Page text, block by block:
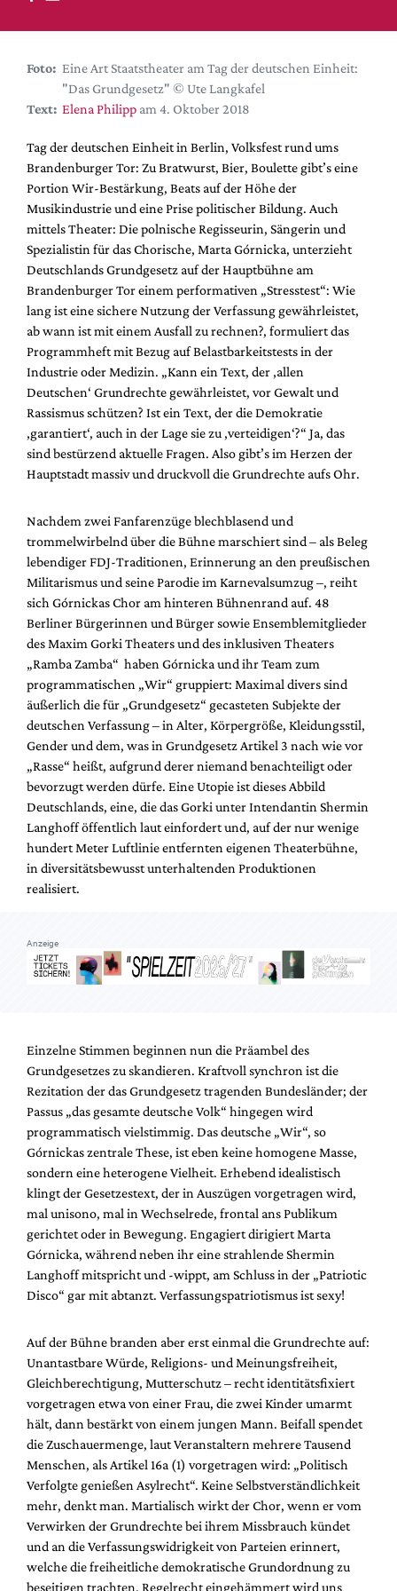
DdB-map
Premierensuche
Festival-Planer
Alle Hefte
Leseproben
Podcast
Service
Shop / Abo
Newsletter
Redaktion
Autor:innen
Partner
Mediadaten
Suche
Foto: Eine Art Staatstheater am Tag der deutschen Einheit:
"Das Grundgesetz" © Ute Langkafel
Text: Elena Philipp am 4. Oktober 2018
Tag der deutschen Einheit in Berlin, Volksfest rund ums
Brandenburger Tor: Zu Bratwurst, Bier, Boulette gibt’s eine
Portion Wir-Bestärkung, Beats auf der Höhe der
Musikindustrie und eine Prise politischer Bildung. Auch
mittels Theater: Die polnische Regisseurin, Sängerin und
Spezialistin für das Chorische, Marta Górnicka, unterzieht
Deutschlands Grundgesetz auf der Hauptbühne am
Brandenburger Tor einem performativen „Stresstest“: Wie
lang ist eine sichere Nutzung der Verfassung gewährleistet,
ab wann ist mit einem Ausfall zu rechnen?, formuliert das
Programmheft mit Bezug auf Belastbarkeitstests in der
Industrie oder Medizin. „Kann ein Text, der ‚allen
Deutschen‘ Grundrechte gewährleistet, vor Gewalt und
Rassismus schützen? Ist ein Text, der die Demokratie
‚garantiert‘, auch in der Lage sie zu ‚verteidigen‘?“ Ja, das
sind bestürzend aktuelle Fragen. Also gibt’s im Herzen der
Hauptstadt massiv und druckvoll die Grundrechte aufs Ohr.
Nachdem zwei Fanfarenzüge blechblasend und
trommelwirbelnd über die Bühne marschiert sind – als Beleg
lebendiger FDJ-Traditionen, Erinnerung an den preußischen
Militarismus und seine Parodie im Karnevalsumzug –, reiht
sich Górnickas Chor am hinteren Bühnenrand auf. 48
Berliner Bürgerinnen und Bürger sowie Ensemblemitglieder
des Maxim Gorki Theaters und des inklusiven Theaters
„Ramba Zamba“ haben Górnicka und ihr Team zum
programmatischen „Wir“ gruppiert: Maximal divers sind
äußerlich die für „Grundgesetz“ gecasteten Subjekte der
deutschen Verfassung – in Alter, Körpergröße, Kleidungsstil,
Gender und dem, was in Grundgesetz Artikel 3 nach wie vor
„Rasse“ heißt, aufgrund derer niemand benachteiligt oder
bevorzugt werden dürfe. Eine Utopie ist dieses Abbild
Deutschlands, eine, die das Gorki unter Intendantin Shermin
Langhoff öffentlich laut einfordert und, auf der nur wenige
hundert Meter Luftlinie entfernten eigenen Theaterbühne,
in diversitätsbewusst unterhaltenden Produktionen
realisiert.
Anzeige
Einzelne Stimmen beginnen nun die Präambel des
Grundgesetzes zu skandieren. Kraftvoll synchron ist die
Rezitation der das Grundgesetz tragenden Bundesländer; der
Passus „das gesamte deutsche Volk“ hingegen wird
programmatisch vielstimmig. Das deutsche „Wir“, so
Górnickas zentrale These, ist eben keine homogene Masse,
sondern eine heterogene Vielheit. Erhebend idealistisch
klingt der Gesetzestext, der in Auszügen vorgetragen wird,
mal unisono, mal in Wechselrede, frontal ans Publikum
gerichtet oder in Bewegung. Engagiert dirigiert Marta
Górnicka, während neben ihr eine strahlende Shermin
Langhoff mitspricht und -wippt, am Schluss in der „Patriotic
Disco“ gar mit abtanzt. Verfassungspatriotismus ist sexy!
Auf der Bühne branden aber erst einmal die Grundrechte auf:
Unantastbare Würde, Religions- und Meinungsfreiheit,
Gleichberechtigung, Mutterschutz – recht identitätsfixiert
vorgetragen etwa von einer Frau, die zwei Kinder umarmt
hält, dann bestärkt von einem jungen Mann. Beifall spendet
die Zuschauermenge, laut Veranstaltern mehrere Tausend
Menschen, als Artikel 16a (1) vorgetragen wird: „Politisch
Verfolgte genießen Asylrecht“. Keine Selbstverständlichkeit
mehr, denkt man. Martialisch wirkt der Chor, wenn er vom
Verwirken der Grundrechte bei ihrem Missbrauch kündet
und an die Verfassungswidrigkeit von Parteien erinnert,
welche die freiheitliche demokratische Grundordnung zu
beseitigen trachten. Regelrecht eingehämmert wird uns